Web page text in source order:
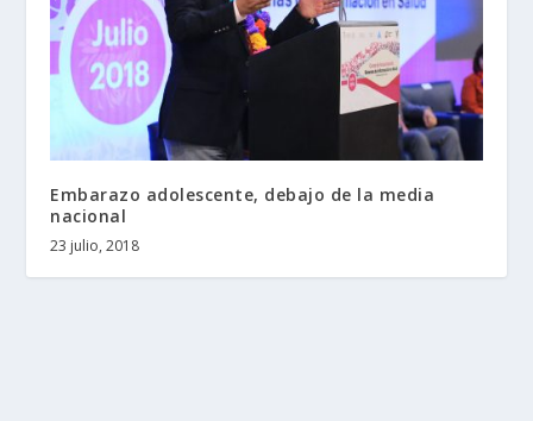
Embarazo adolescente, debajo de la media
nacional
23 julio, 2018